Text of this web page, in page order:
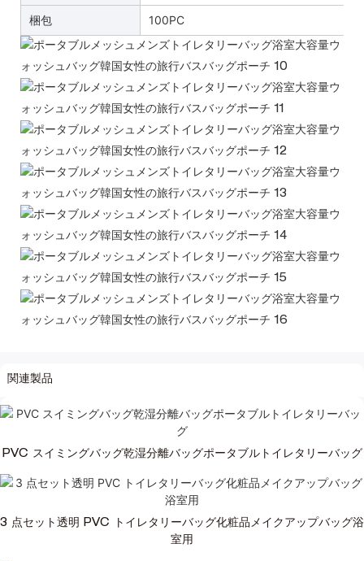
梱包 100PC
関連製品
PVC スイミングバッグ乾湿分離バッグポータブルトイレタリーバッグ
3 点セット透明 PVC トイレタリーバッグ化粧品メイクアップバッグ浴
室用